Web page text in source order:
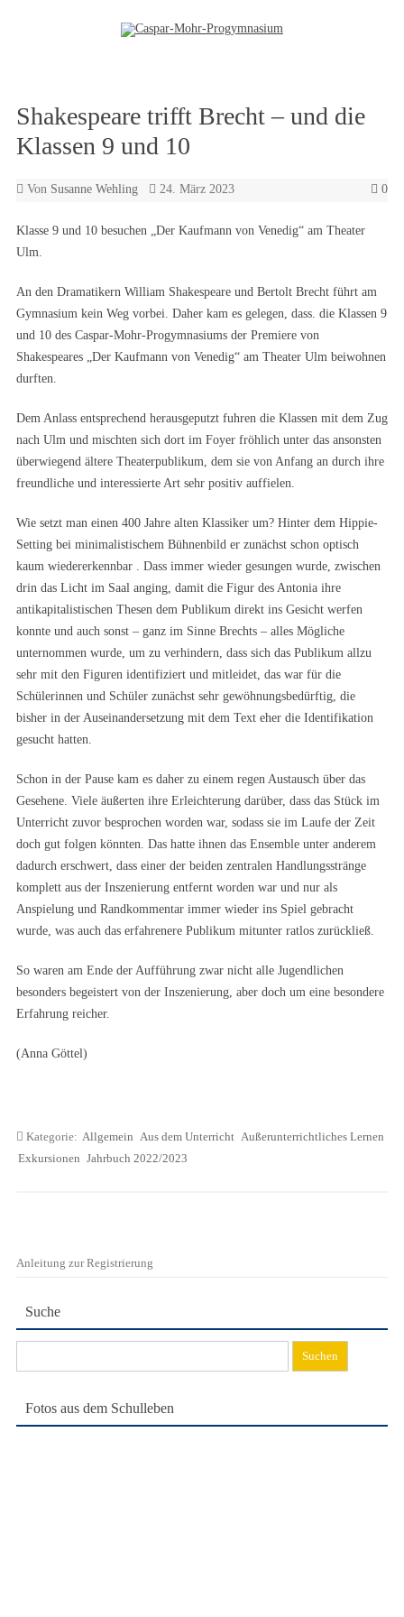
Shakespeare trifft Brecht – und die
Klassen 9 und 10
Von Susanne Wehling 24. März 2023 0
Klasse 9 und 10 besuchen „Der Kaufmann von Venedig“ am Theater
Ulm.
An den Dramatikern William Shakespeare und Bertolt Brecht führt am
Gymnasium kein Weg vorbei. Daher kam es gelegen, dass. die Klassen 9
und 10 des Caspar-Mohr-Progymnasiums der Premiere von
Shakespeares „Der Kaufmann von Venedig“ am Theater Ulm beiwohnen
durften.
Dem Anlass entsprechend herausgeputzt fuhren die Klassen mit dem Zug
nach Ulm und mischten sich dort im Foyer fröhlich unter das ansonsten
überwiegend ältere Theaterpublikum, dem sie von Anfang an durch ihre
freundliche und interessierte Art sehr positiv auffielen.
Wie setzt man einen 400 Jahre alten Klassiker um? Hinter dem Hippie-
Setting bei minimalistischem Bühnenbild er zunächst schon optisch
kaum wiedererkennbar . Dass immer wieder gesungen wurde, zwischen
drin das Licht im Saal anging, damit die Figur des Antonia ihre
antikapitalistischen Thesen dem Publikum direkt ins Gesicht werfen
konnte und auch sonst – ganz im Sinne Brechts – alles Mögliche
unternommen wurde, um zu verhindern, dass sich das Publikum allzu
sehr mit den Figuren identifiziert und mitleidet, das war für die
Schülerinnen und Schüler zunächst sehr gewöhnungsbedürftig, die
bisher in der Auseinandersetzung mit dem Text eher die Identifikation
gesucht hatten.
Schon in der Pause kam es daher zu einem regen Austausch über das
Gesehene. Viele äußerten ihre Erleichterung darüber, dass das Stück im
Unterricht zuvor besprochen worden war, sodass sie im Laufe der Zeit
doch gut folgen könnten. Das hatte ihnen das Ensemble unter anderem
dadurch erschwert, dass einer der beiden zentralen Handlungsstränge
komplett aus der Inszenierung entfernt worden war und nur als
Anspielung und Randkommentar immer wieder ins Spiel gebracht
wurde, was auch das erfahrenere Publikum mitunter ratlos zurückließ.
So waren am Ende der Aufführung zwar nicht alle Jugendlichen
besonders begeistert von der Inszenierung, aber doch um eine besondere
Erfahrung reicher.
(Anna Göttel)
Kategorie: Allgemein Aus dem Unterricht Außerunterrichtliches Lernen
Exkursionen Jahrbuch 2022/2023
Anleitung zur Registrierung
Suche
nach:
Fotos aus dem Schulleben